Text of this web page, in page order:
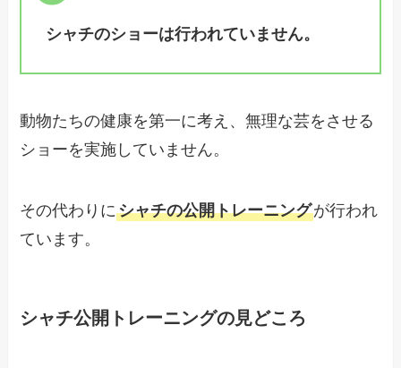
シャチのショーは行われていません。
動物たちの健康を第一に考え、無理な芸をさせる
ショーを実施していません。
その代わりにシャチの公開トレーニングが行われ
ています。
シャチ公開トレーニングの見どころ